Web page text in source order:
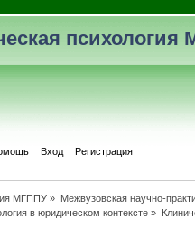
психология
Вход Регистрация
МГППУ » Межвузовская научно-
в юридическом контексте »